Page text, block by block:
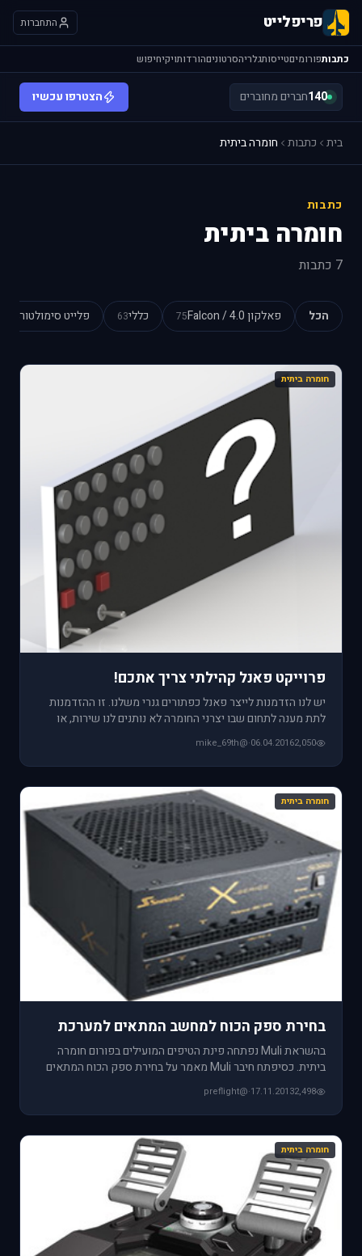
פריפלייט התחברות
כתבותפורומיםטייסותגלריהסרטוניםהורדותויקיחיפוש
140חברים מחוברים הצטרפו עכשיו
בית כתבות חומרה ביתית
כתבות
חומרה ביתית
7 כתבות
הכל פאלקון 4.0 / Falcon 75 כללי63 פלייט סימולטור
חומרה ביתית
פרוייקט פאנל קהילתי צריך אתכם!
יש לנו הזדמנות לייצר פאנל כפתורים גנרי משלנו. זו ההזדמנות
לתת מענה לתחום שבו יצרני החומרה לא נותנים לנו שירות, או
2,050
06.04.2016
·
@mike_69th
חומרה ביתית
בחירת ספק הכוח למחשב המתאים למערכת
בהשראת Muli נפתחה פינת הטיפים המועילים בפורום חומרה
ביתית. כסיפתח חיבר Muli מאמר על בחירת ספק הכוח המתאים
למערכת: "אח
2,498
17.11.2013
·
@preflight
חומרה ביתית